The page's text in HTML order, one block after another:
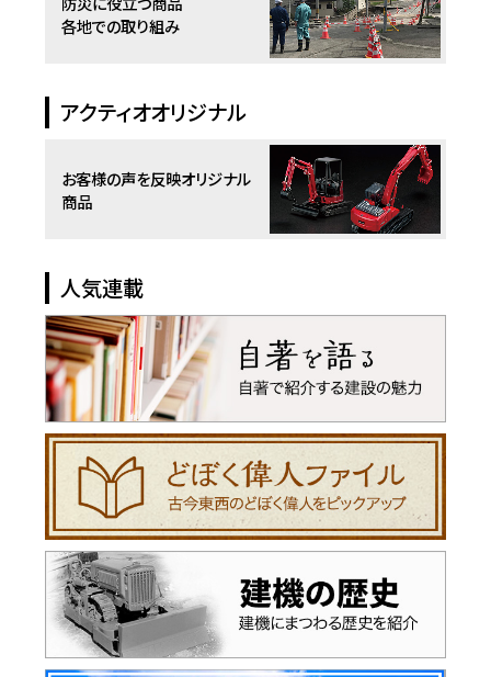
各地での取り組み
アクティオオリジナル
お客様の声を反映オリジナル
商品
人気連載